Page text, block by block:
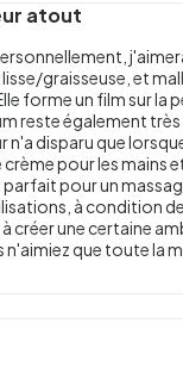
atout
lisse/graisseuse, et
forme un film sur
reste également
n'a disparu que
pour les mains
parfait pour un
à condition
créer une certaine
que toute la